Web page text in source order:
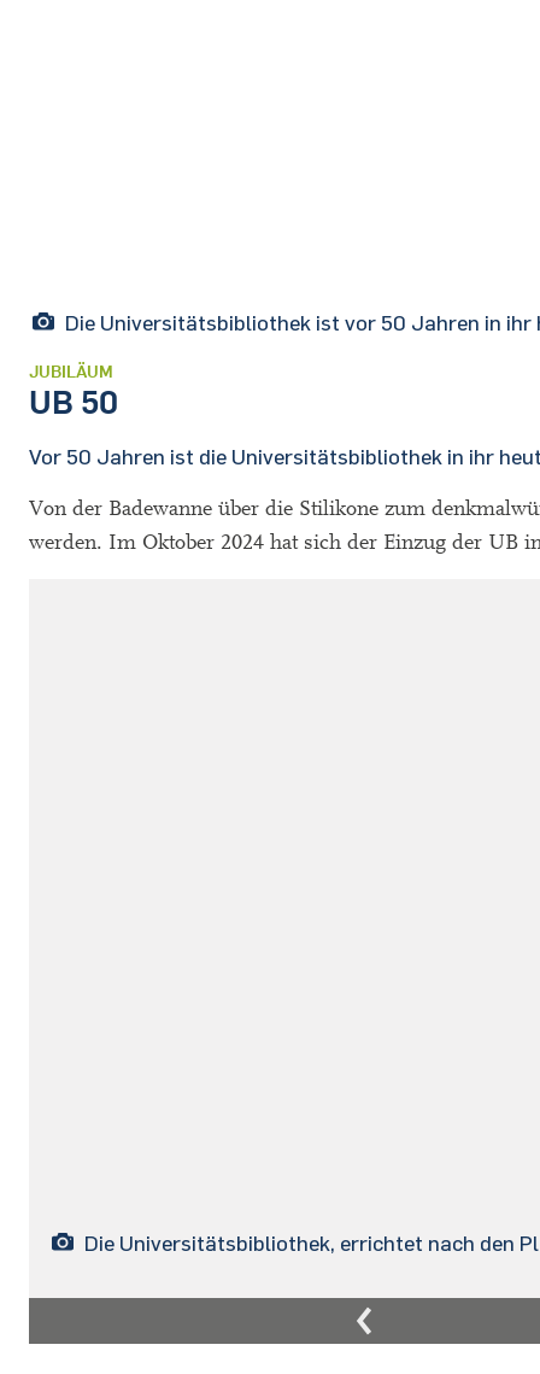
Die Universitätsbibliothek ist vor 50 Jahren in ihr
JUBILÄUM
UB 50
Vor 50 Jahren ist die Universitätsbibliothek in ihr
Von der Badewanne über die Stilikone zum
werden. Im Oktober 2024 hat sich der Einzug der UB
Die Universitätsbibliothek, errichtet nach den